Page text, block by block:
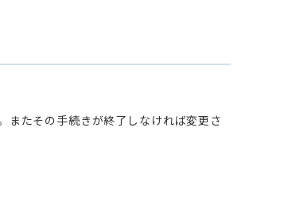
またその手続きが終了しなければ変更さ